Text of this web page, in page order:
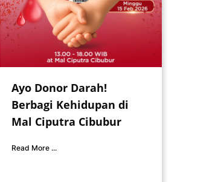
Ayo Donor Darah!
Berbagi Kehidupan di
Mal Ciputra Cibubur
Read More ...